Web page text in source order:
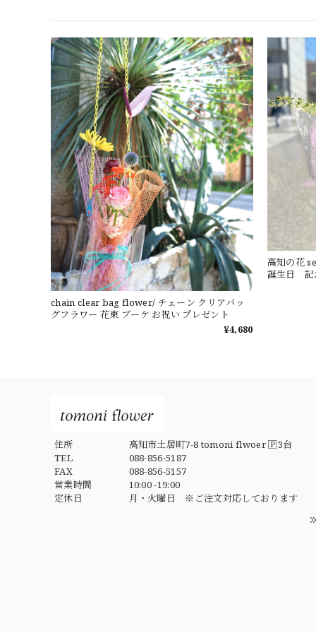
chain clear bag flower/ チェーン クリアバッ
グフラワー 花束 ブーケ お祝い プレゼント
¥4,680
高知の花
誕生日 記
住所
高知市土居町7-8 tomoni flwoer 🄿3台
TEL
088-856-5187
FAX
088-856-5157
営業時間
10:00 -19:00
定休日
月・火曜日 ※ご注文対応しております